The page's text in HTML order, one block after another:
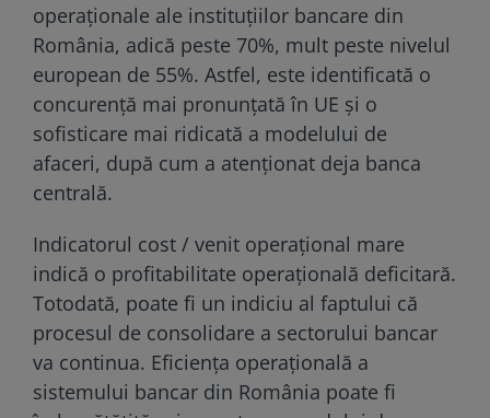
operaționale ale instituțiilor bancare din
România, adică peste 70%, mult peste nivelul
european de 55%. Astfel, este identificată o
concurență mai pronunțată în UE și o
sofisticare mai ridicată a modelului de
afaceri, după cum a atenționat deja banca
centrală.
Indicatorul cost / venit operațional mare
indică o profitabilitate operațională deficitară.
Totodată, poate fi un indiciu al faptului că
procesul de consolidare a sectorului bancar
va continua. Eficiența operațională a
sistemului bancar din România poate fi